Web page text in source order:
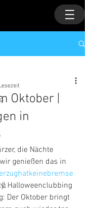
Ö
Oktober |
in
die Nächte
genießen das in
Halloweenclubbing
Der Oktober bringt